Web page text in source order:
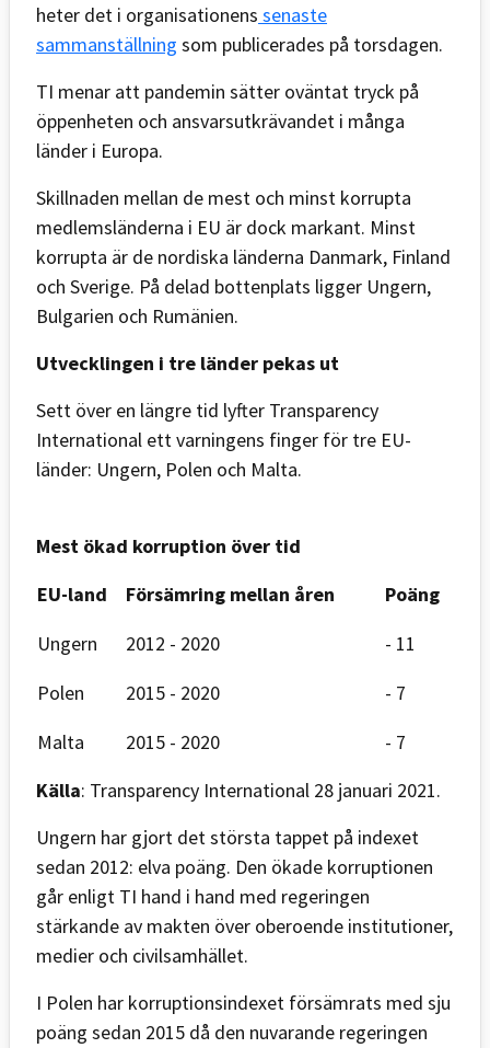
heter det i organisationens senaste
sammanställning som publicerades på torsdagen.
TI menar att pandemin sätter oväntat tryck på
öppenheten och ansvarsutkrävandet i många
länder i Europa.
Skillnaden mellan de mest och minst korrupta
medlemsländerna i EU är dock markant. Minst
korrupta är de nordiska länderna Danmark, Finland
och Sverige. På delad bottenplats ligger Ungern,
Bulgarien och Rumänien.
Utvecklingen i tre länder pekas ut
Sett över en längre tid lyfter Transparency
International ett varningens finger för tre EU-
länder: Ungern, Polen och Malta.
Mest ökad korruption över tid
EU-land
Försämring mellan åren
Poäng
Ungern
2012 - 2020
- 11
Polen
2015 - 2020
- 7
Malta
2015 - 2020
- 7
Källa: Transparency International 28 januari 2021.
Ungern har gjort det största tappet på indexet
sedan 2012: elva poäng. Den ökade korruptionen
går enligt TI hand i hand med regeringen
stärkande av makten över oberoende institutioner,
medier och civilsamhället.
I Polen har korruptionsindexet försämrats med sju
poäng sedan 2015 då den nuvarande regeringen